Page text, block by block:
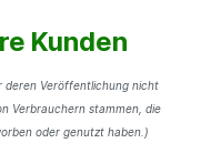
Kunden
deren Veröffentlichung nicht
Verbrauchern stammen, die
oder genutzt haben.)